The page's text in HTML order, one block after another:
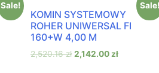
Sale!
KOMIN SYSTEMOWY
ROHER UNIWERSAL FI
160+W 4,00 M
2,520.16zł 2,142.00zł